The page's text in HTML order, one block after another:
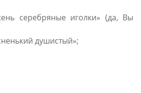
серебряные иголки» (да, Вы
душистый»;